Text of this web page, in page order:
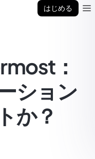
はじめる
：
ション
か？